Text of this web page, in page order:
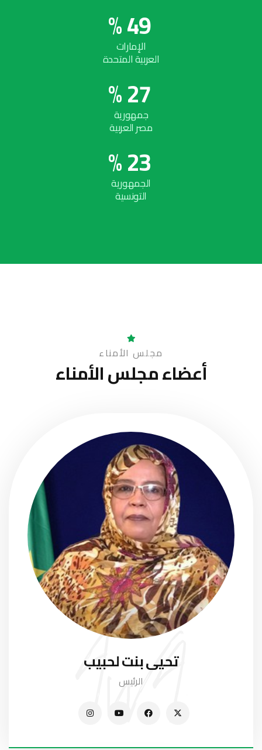
9
4
%الإمارات
العربية المتحدة
7
2
%جمهورية
مصر العربية
3
2
%
الجمهورية
التونسية
مجلس الأمناء
أعضاءمجلس الأمناء
تحيى بنت لحبيب
الرئيس